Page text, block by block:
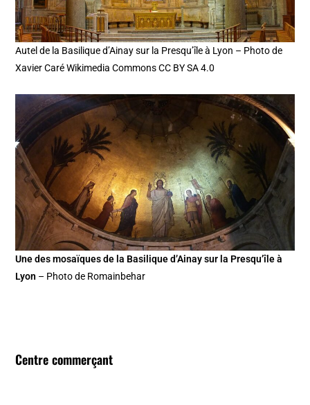
Autel de la Basilique d’Ainay sur la Presqu’île à Lyon – Photo de
Xavier Caré Wikimedia Commons CC BY SA 4.0
Une des mosaïques de la Basilique d’Ainay sur la Presqu’île à
Lyon – Photo de Romainbehar
Centre commerçant